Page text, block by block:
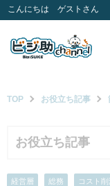
こんにちは ゲストさん
TOP お役立ち記事
お役立ち記事
経営層 総務 コスト削